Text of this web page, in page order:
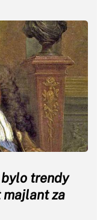
bylo trendy
za